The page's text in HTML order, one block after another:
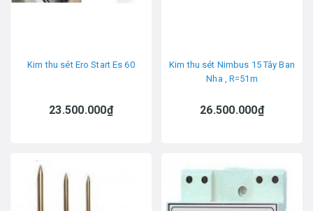
Kim thu sét Ero Start Es 60
23.500.000₫
Kim thu sét Nimbus 15 Tây Ban
Nha , R=51m
26.500.000₫